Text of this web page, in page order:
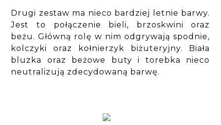
Drugi zestaw ma nieco bardziej letnie barwy.
Jest to połączenie bieli, brzoskwini oraz
beżu. Główną rolę w nim odgrywają spodnie,
kolczyki oraz kołnierzyk biżuteryjny. Biała
bluzka oraz beżowe buty i torebka nieco
neutralizują zdecydowaną barwę.